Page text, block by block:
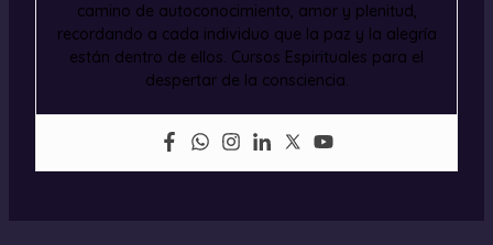
camino de autoconocimiento, amor y plenitud,
recordando a cada individuo que la paz y la alegría
están dentro de ellos. Cursos Espirituales para el
despertar de la consciencia.